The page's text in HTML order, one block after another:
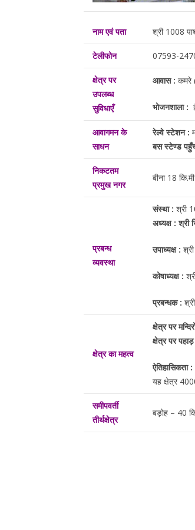
नाम एवं पता श्री 1008
टेलीफोन 07593-
क्षेत्र पर
उपलब्ध
सुविधाएँ
आवास : कमरे
भोजनशाला :
आवागमन के
साधन
रेल्वे स्टेशन :
बस स्टेण्ड
निकटतम
प्रमुख नगर
बीना 18
प्रबन्ध
व्यवस्था
संस्था : श्री
अध्यक्ष : श्री
उपाध्यक्ष :
कोषाध्यक्ष :
प्रबन्धक :
क्षेत्र का महत्व
क्षेत्र पर
क्षेत्र पर
ऐतिहासिकता :
यह क्षेत्र
समीपवर्ती
तीर्थक्षेत्र
बड़ोह – 40